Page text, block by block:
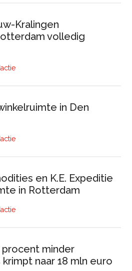
Kralingen
volledig
in Den
en K.E. Expeditie
in Rotterdam
minder
naar 18 mln euro